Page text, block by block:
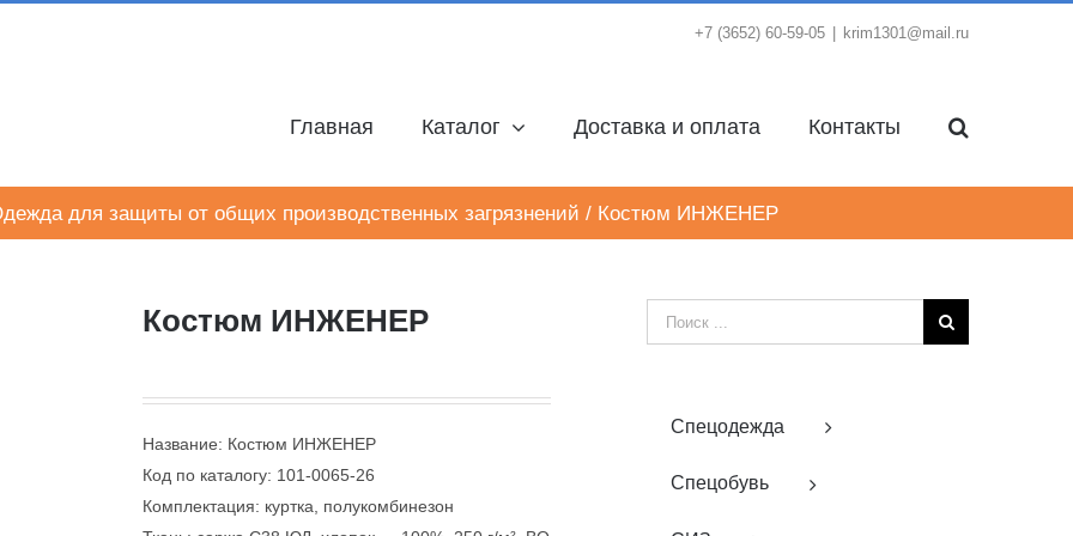
+7 (3652) 60-59-05 krim1301@mail.ru
Главная Каталог Доставка и оплата Контакты
для защиты от общих производственных загрязнений / Костюм ИНЖЕНЕР
Костюм ИНЖЕНЕР
Название: Костюм ИНЖЕНЕР
Код по каталогу: 101-0065-26
Комплектация: куртка, полукомбинезон
Результат
поиска:
Спецодежда
Спецобувь